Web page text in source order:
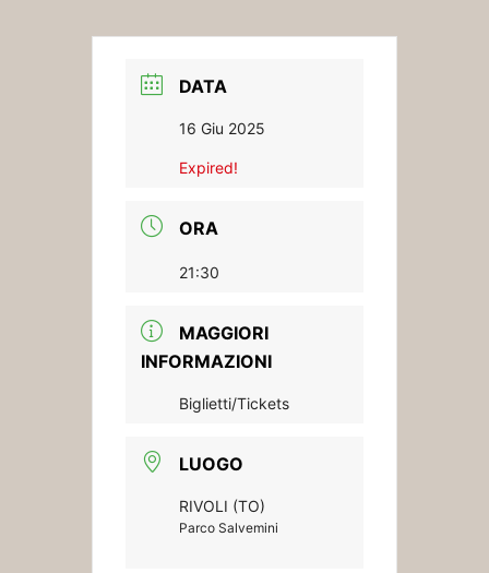
DATA
16 Giu 2025
Expired!
ORA
21:30
MAGGIORI
INFORMAZIONI
Biglietti/Tickets
LUOGO
RIVOLI (TO)
Parco Salvemini